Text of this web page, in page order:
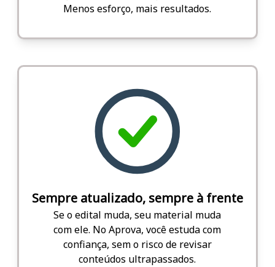
Menos esforço, mais resultados.
Sempre atualizado, sempre à frente
Se o edital muda, seu material muda
com ele. No Aprova, você estuda com
confiança, sem o risco de revisar
conteúdos ultrapassados.